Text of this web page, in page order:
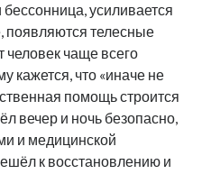
усиливается
появляются телесные
чаще всего
кажется, что «иначе не
помощь строится
вечер и ночь безопасно,
и медицинской
к восстановлению и